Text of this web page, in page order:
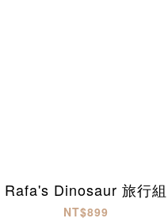
Rafa's Dinosaur 旅行組
NT$899